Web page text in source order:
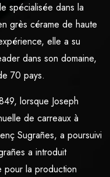
spécialisée dans la
grès cérame de haute
elle a su
dans son domaine,
70 pays.
lorsque Joseph
de carreaux à
Sugrañes, a poursuivi
a introduit
pour la production